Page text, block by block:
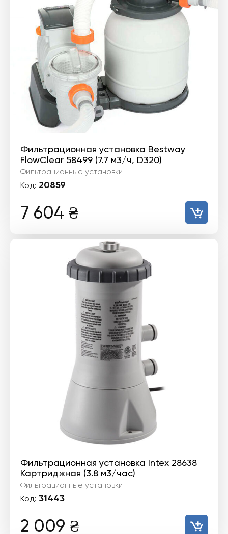
Фильтрационная установка Bestway
FlowClear 58499 (7.7 м3/ч, D320)
Фильтрационные установки
Код: 20859
7 604 ₴
Фильтрационная установка Intex 28638
Картриджная (3.8 м3/час)
Фильтрационные установки
Код: 31443
2 009 ₴